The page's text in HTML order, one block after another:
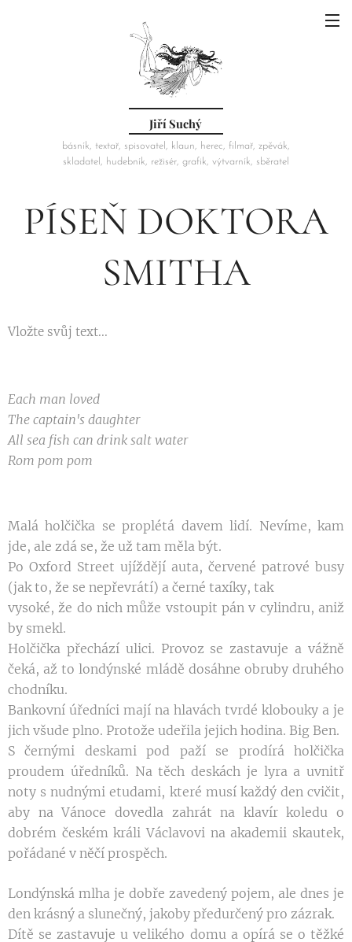
Jiří Suchý
básník, textař, spisovatel, klaun, herec, filmař, zpěvák,
skladatel, hudebník, režisér, grafik, výtvarník, sběratel
PÍSEŇ DOKTORA
SMITHA
Vložte svůj text...
Each man loved
The captain's daughter
All sea fish can drink salt water
Rom pom pom
Malá holčička se proplétá davem lidí. Nevíme, kam
jde, ale zdá se, že už tam měla být.
Po Oxford Street ujíždějí auta, červené patrové busy
(jak to, že se nepřevrátí) a černé taxíky, tak
vysoké, že do nich může vstoupit pán v cylindru, aniž
by smekl.
Holčička přechází ulici. Provoz se zastavuje a vážně
čeká, až to londýnské mládě dosáhne obruby druhého
chodníku.
Bankovní úředníci mají na hlavách tvrdé klobouky a je
jich všude plno. Protože udeřila jejich hodina. Big Ben.
S černými deskami pod paží se prodírá holčička
proudem úředníků. Na těch deskách je lyra a uvnitř
noty s nudnými etudami, které musí každý den cvičit,
aby na Vánoce dovedla zahrátna klavír koledu o
dobrém českém králi Václavovi na akademii skautek,
pořádané v něčí prospěch.
Londýnská mlha je dobře zavedený pojem, ale dnes je
den krásný a slunečný, jakoby předurčený pro zázrak.
Dítě se zastavuje u velikého domu a opírá se o těžké